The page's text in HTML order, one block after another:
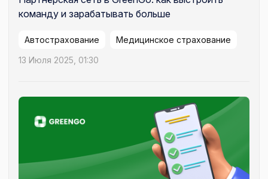
команду и зарабатывать больше
Автострахование
Медицинское страхование
13 Июля 2025, 01:30